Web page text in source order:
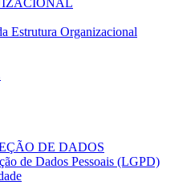
Estrutura Organizacional
DE DADOS
de Dados Pessoais (LGPD)